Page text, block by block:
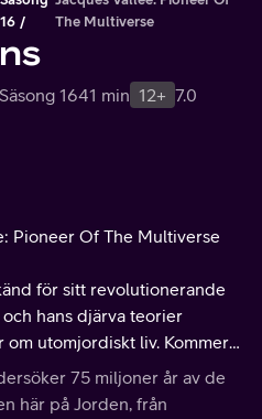
16
The Multiverse
Säsong 1641 min 12+ 7.0
Pioneer Of The Multiverse
för sitt revolutionerande
hans djärva teorier
om utomjordiskt liv. Kommer
svar på vad som har hänt i
75 miljoner år av de
här på Jorden, från